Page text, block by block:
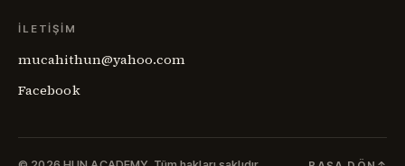
İLETIŞIM
mucahithun@yahoo.com
Facebook